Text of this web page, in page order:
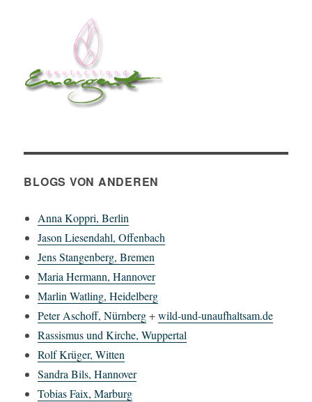
BLOGS VON ANDEREN
Anna Koppri, Berlin
Jason Liesendahl, Offenbach
Jens Stangenberg, Bremen
Maria Hermann, Hannover
Marlin Watling, Heidelberg
Peter Aschoff, Nürnberg+wild-und-unaufhaltsam.de
Rassismus und Kirche, Wuppertal
Rolf Krüger, Witten
Sandra Bils, Hannover
Tobias Faix, Marburg